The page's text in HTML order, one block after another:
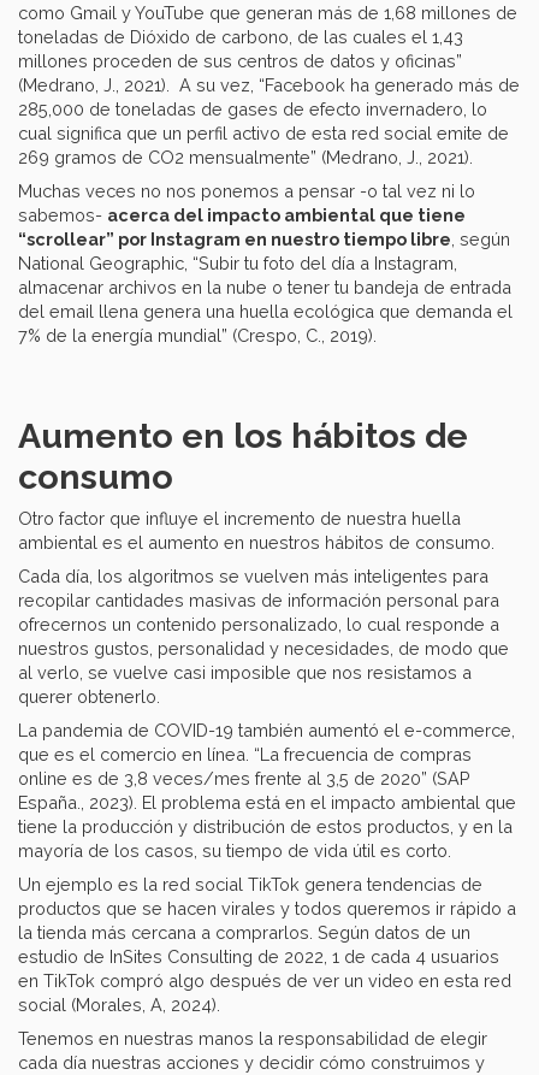
como Gmail y YouTube que generan más de 1,68 millones de
toneladas de Dióxido de carbono, de las cuales el 1,43
millones proceden de sus centros de datos y oficinas”
(Medrano, J., 2021). A su vez, “Facebook ha generado más de
285,000 de toneladas de gases de efecto invernadero, lo
cual significa que un perfil activo de esta red social emite de
269 gramos de CO2 mensualmente” (Medrano, J., 2021).
Muchas veces no nos ponemos a pensar -o tal vez ni lo
sabemos- acerca del impacto ambiental que tiene
“scrollear” por Instagram en nuestro tiempo libre , según
National Geographic, “Subir tu foto del día a Instagram,
almacenar archivos en la nube o tener tu bandeja de entrada
del email llena genera una huella ecológica que demanda el
7% de la energía mundial” (Crespo, C., 2019).
Aumento en los hábitos de
consumo
Otro factor que influye el incremento de nuestra huella
ambiental es el aumento en nuestros hábitos de consumo.
Cada día, los algoritmos se vuelven más inteligentes para
recopilar cantidades masivas de información personal para
ofrecernos un contenido personalizado, lo cual responde a
nuestros gustos, personalidad y necesidades, de modo que
al verlo, se vuelve casi imposible que nos resistamos a
querer obtenerlo.
La pandemia de COVID-19 también aumentó el e-commerce,
que es el comercio en línea. “La frecuencia de compras
online es de 3,8 veces/mes frente al 3,5 de 2020” (SAP
España., 2023). El problema está en el impacto ambiental que
tiene la producción y distribución de estos productos, y en la
mayoría de los casos, su tiempo de vida útil es corto.
Un ejemplo es la red social TikTok genera tendencias de
productos que se hacen virales y todos queremos ir rápido a
la tienda más cercana a comprarlos. Según datos de un
estudio de InSites Consulting de 2022, 1 de cada 4 usuarios
en TikTok compró algo después de ver un video en esta red
social (Morales, A, 2024).
Tenemos en nuestras manos la responsabilidad de elegir
cada día nuestras acciones y decidir cómo construimos y